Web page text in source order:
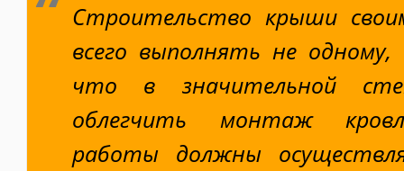
Строительство крыши
всего выполнять не
что в значительной
облегчить монтаж
работы должны